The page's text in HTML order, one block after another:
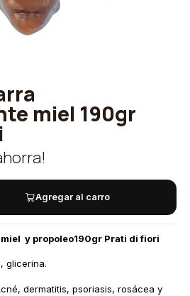
miel 190gr
Agregar al carro
y propoleo190gr Prati di fiori
glicerina.
dermatitis, psoriasis, rosácea y